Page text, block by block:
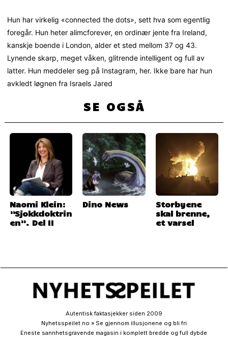
Hun har virkelig «connected the dots», sett hva som egentlig
foregår. Hun heter alimcforever, en ordinær jente fra Ireland,
kanskje boende i London, alder et sted mellom 37 og 43.
Lynende skarp, meget våken, glitrende intelligent og full av
latter. Hun meddeler seg på Instagram, her. Ikke bare har hun
avkledt løgnen fra Israels Jared
SE OGSÅ
Naomi Klein:
”Sjokkdoktrin
en”. Del II
Dino News
Storbyene
skal brenne,
et varsel
Autentisk faktasjekker siden 2009
Nyhetsspeilet.no » Se gjennom illusjonene og bli fri
Eneste sannhetsgravende magasin i komplett bredde og full dybde